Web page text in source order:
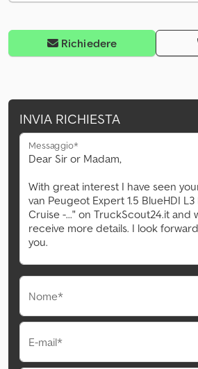
Richiedere
INVIA RICHIESTA
Messaggio*
Nome*
E-mail*